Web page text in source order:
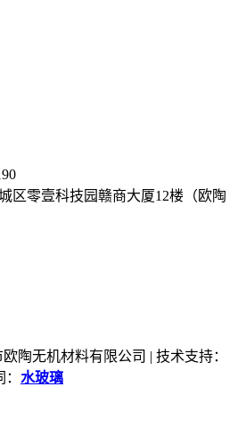
区零壹科技园赣商大厦12楼（欧陶
欧陶无机材料有限公司 | 技术支持：
水玻璃